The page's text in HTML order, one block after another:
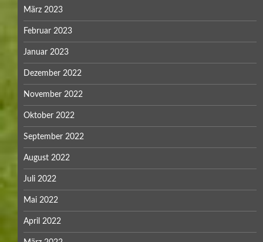
März 2023
Februar 2023
Januar 2023
Dezember 2022
November 2022
Oktober 2022
September 2022
August 2022
Juli 2022
Mai 2022
April 2022